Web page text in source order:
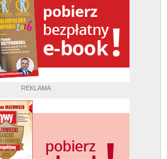
REKLAMA